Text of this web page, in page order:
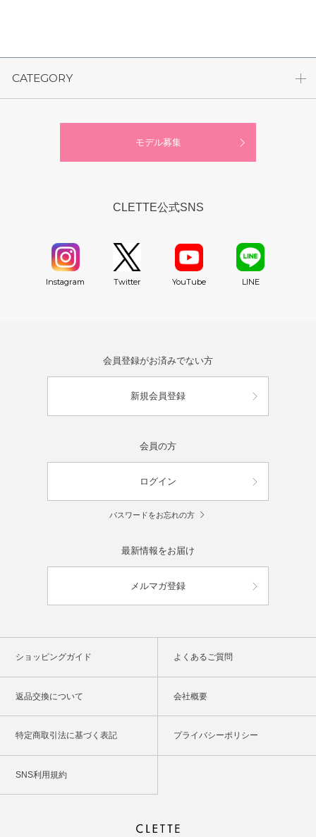
CATEGORY
モデル募集
CLETTE公式SNS
Instagram Twitter YouTube LINE
会員登録がお済みでない方
新規会員登録
会員の方
ログイン
パスワードをお忘れの方
最新情報をお届け
メルマガ登録
ショッピングガイド よくあるご質問
返品交換について 会社概要
特定商取引法に基づく表記 プライバシーポリシー
SNS利用規約